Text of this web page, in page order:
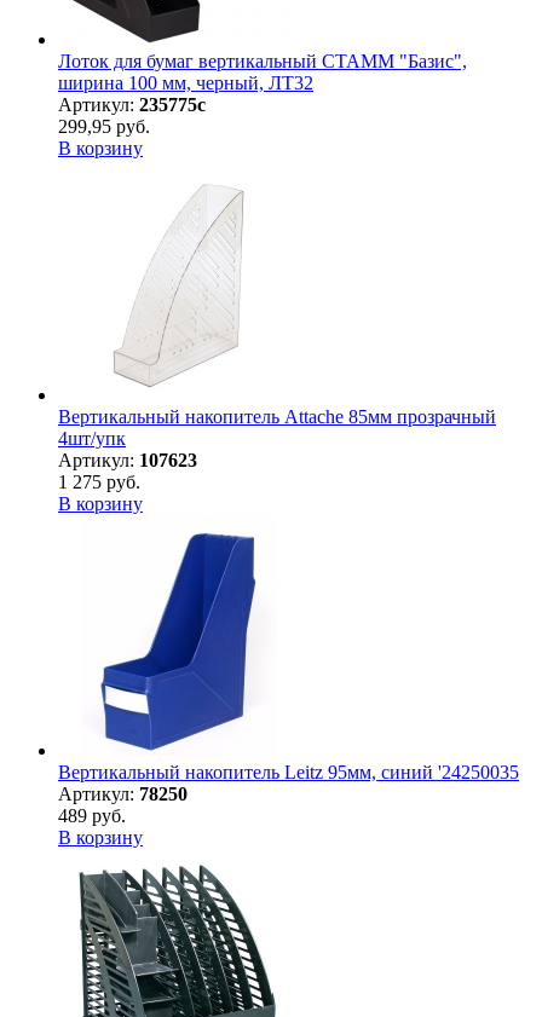
Лоток для бумаг вертикальный СТАММ "Базис",
ширина 100 мм, черный, ЛТ32
Артикул: 235775с
299,95 руб.
В корзину
Вертикальный накопитель Attache 85мм прозрачный
4шт/упк
Артикул: 107623
1 275 руб.
В корзину
Вертикальный накопитель Leitz 95мм, синий '24250035
Артикул: 78250
489 руб.
В корзину